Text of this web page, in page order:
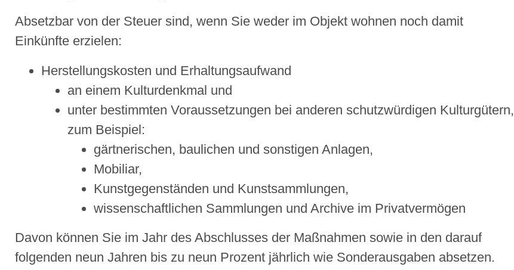
Absetzbar von der Steuer sind, wenn Sie weder im Objekt wohnen noch damit
Einkünfte erzielen:
Herstellungskosten und Erhaltungsaufwand
an einem Kulturdenkmal und
unter bestimmten Voraussetzungen bei anderen schutzwürdigen Kulturgütern,
zum Beispiel:
gärtnerischen, baulichen und sonstigen Anlagen,
Mobiliar,
Kunstgegenständen und Kunstsammlungen,
wissenschaftlichen Sammlungen und Archive im Privatvermögen
Davon können Sie im Jahr des Abschlusses der Maßnahmen sowie in den darauf
folgenden neun Jahren bis zu neun Prozent jährlich wie Sonderausgaben absetzen.